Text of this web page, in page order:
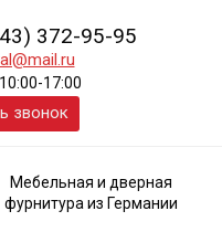
372-95-95
17:00
звонок
Мебельная и дверная
фурнитура из Германии